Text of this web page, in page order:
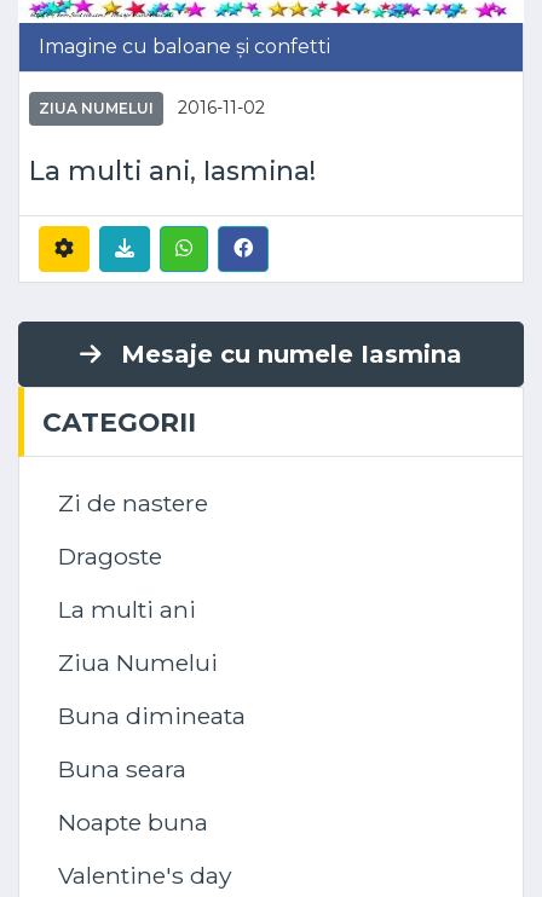
Imagine cu baloane și confetti
ZIUA NUMELUI 2016-11-02
La multi ani, Iasmina!
Mesaje cu numele Iasmina
CATEGORII
Zi de nastere
Dragoste
La multi ani
Ziua Numelui
Buna dimineata
Buna seara
Noapte buna
Valentine's day